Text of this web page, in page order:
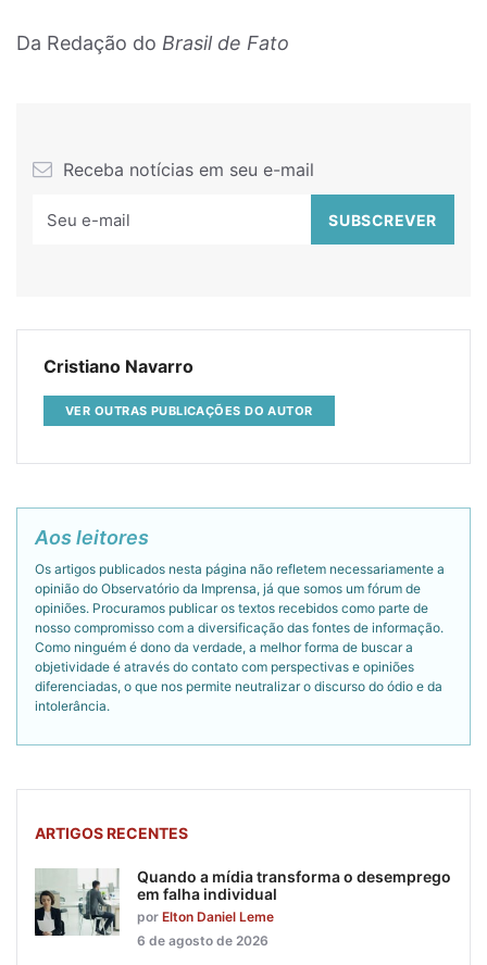
Da Redação do Brasil de Fato
Receba notícias em seu e-mail
Cristiano Navarro
VER OUTRAS PUBLICAÇÕES DO AUTOR
Aos leitores
Os artigos publicados nesta página não refletem necessariamente a
opinião do Observatório da Imprensa, já que somos um fórum de
opiniões. Procuramos publicar os textos recebidos como parte de
nosso compromisso com a diversificação das fontes de informação.
Como ninguém é dono da verdade, a melhor forma de buscar a
objetividade é através do contato com perspectivas e opiniões
diferenciadas, o que nos permite neutralizar o discurso do ódio e da
intolerância.
ARTIGOS RECENTES
Quando a mídia transforma o desemprego
em falha individual
por Elton Daniel Leme
6 de agosto de 2026